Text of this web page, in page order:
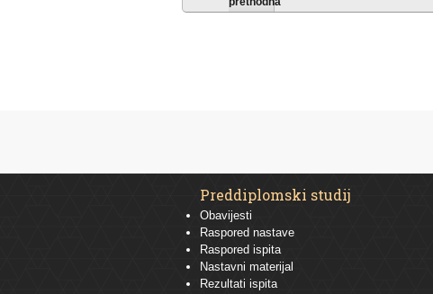
Preddiplomski studij
Obavijesti
Raspored nastave
Raspored ispita
Nastavni materijal
Rezultati ispita